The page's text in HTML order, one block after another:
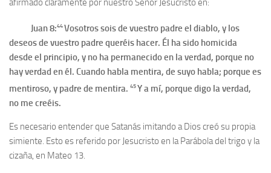
afirmado claramente por nuestro Señor Jesucristo en:
Juan 8:44Vosotros sois de vuestro padre el diablo, y los
deseos de vuestro padre queréis hacer. Él ha sido homicida
desde el principio, y no ha permanecido en la verdad, porque no
hay verdad en él. Cuando habla mentira, de suyo habla; porque es
mentiroso, y padre de mentira. 45Y a mí, porque digo la verdad,
no me creéis.
Es necesario entender que Satanás imitando a Dios creó su propia
simiente. Esto es referido por Jesucristo en la Parábola del trigo y la
cizaña, en Mateo 13.